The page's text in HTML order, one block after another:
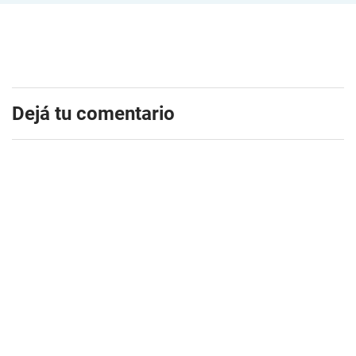
Dejá tu comentario